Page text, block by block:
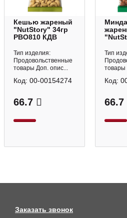
Кешью жареный
"NutStory" 34гр
РВО810 КДВ
Тип изделия:
Продовольственные
товары Доп. опис...
66.7
Код: 00-00154274
Тип
товары
66.7
Код:
Заказать звонок